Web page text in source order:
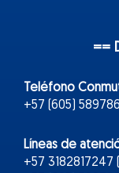
==
Teléfono
+57 (605)
Líneas de
+57 3182817247